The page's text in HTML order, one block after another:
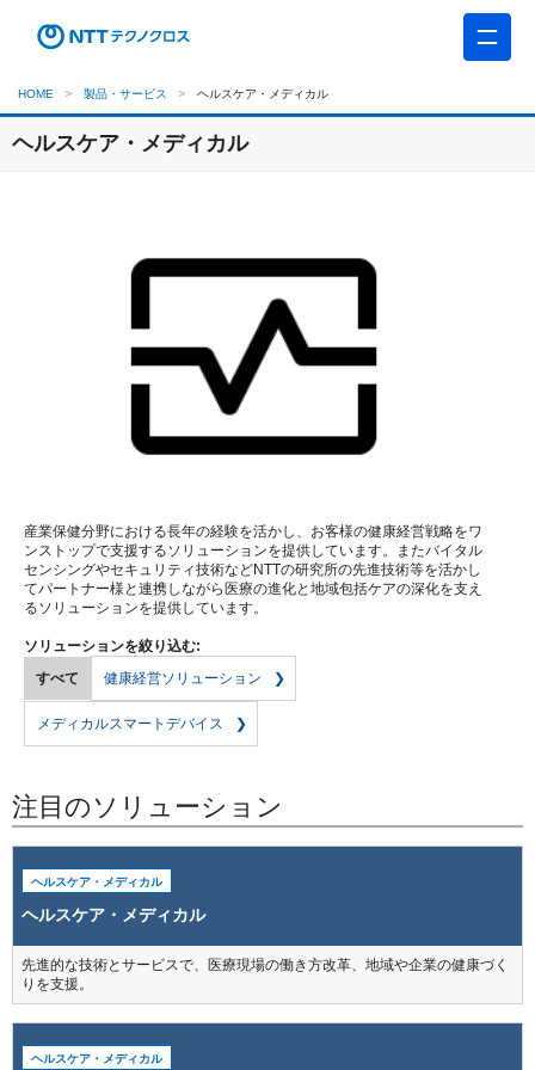
HOME 製品・サービス ヘルスケア・メディカル
ヘルスケア・メディカル
産業保健分野における長年の経験を活かし、お客様の健康経営戦略をワ
ンストップで支援するソリューションを提供しています。またバイタル
センシングやセキュリティ技術などNTTの研究所の先進技術等を活かし
てパートナー様と連携しながら医療の進化と地域包括ケアの深化を支え
るソリューションを提供しています。
ソリューションを絞り込む:
すべて
健康経営ソリューション
メディカルスマートデバイス
注目のソリューション
ヘルスケア・メディカル
ヘルスケア・メディカル
先進的な技術とサービスで、医療現場の働き方改革、地域や企業の健康づく
りを支援。
ヘルスケア・メディカル